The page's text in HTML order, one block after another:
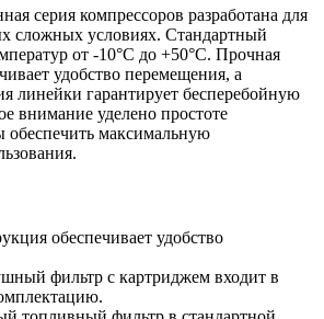
серия компрессоров разработана для
сложных условиях. Стандартный
от -10°C до +50°C. Прочная
удобство перемещения, а
линейки гарантирует бесперебойную
внимание уделено простоте
обеспечить максимальную
обеспечивает удобство
фильтр с картриджем входит в